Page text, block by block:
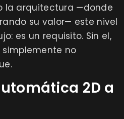
la arquitectura —donde
su valor— este nivel
es un requisito. Sin el,
no
2D a